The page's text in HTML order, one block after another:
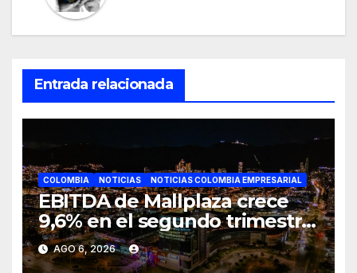
Entrada relacionada
COLOMBIA NOTICIAS NOTICIAS COLOMBIA EMPRESARIAL
EBITDA de Mallplaza crece
9,6% en el segundo trimestre
mientras avanza en su plan
de crecimiento en Colombia
AGO 6, 2026